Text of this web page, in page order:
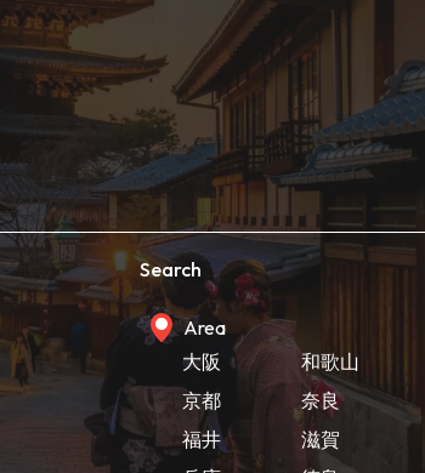
Search
Area
大阪
京都
福井
和歌山
奈良
滋賀